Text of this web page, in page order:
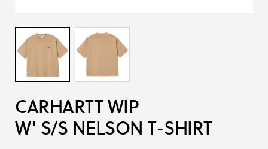
CARHARTT WIP
W' S/S NELSON T-SHIRT